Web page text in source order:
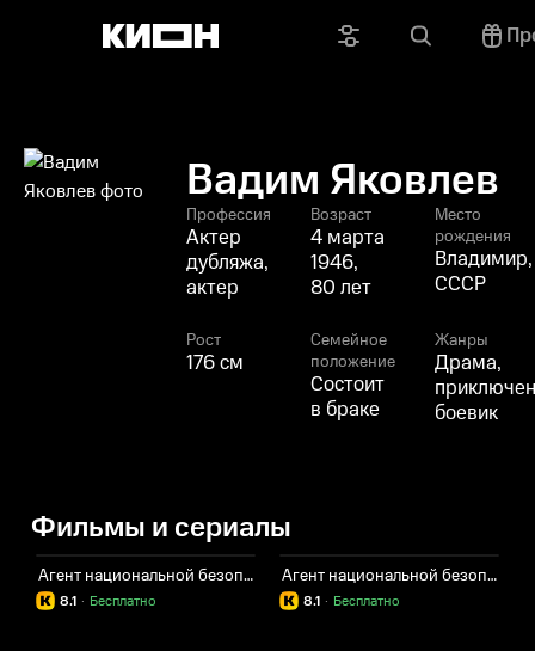
Вадим Яковлев
Профессия
Актер
дубляжа,
актер
Возраст
4 марта
1946,
80 лет
Место
рождения
Владимир,
СССР
Рост
176 см
Семейное
положение
Состоит
в браке
Жанры
Драма,
боевик
Фильмы и сериалы
Агент национальной безопасности. Возвращение
8.1 Бесплатно
·
Агент национальной безопасности
8.1 Бесплатно
·